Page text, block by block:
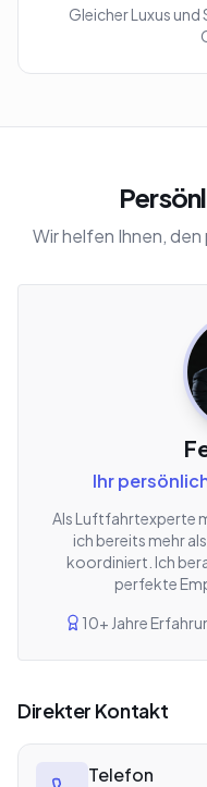
Gleicher Luxus und
Wir helfen Ihnen,
Ihr
Als Luftfahrtexperte
ich bereits mehr
koordiniert. Ich
perfekte
10+ Jahre
Direkter Kontakt
Telefon